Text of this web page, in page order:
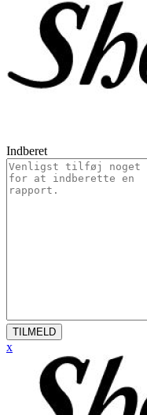
Indberet
TILMELD
x